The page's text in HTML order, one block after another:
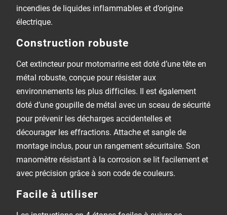
incendies de liquides inflammables et d’origine
électrique.
Construction robuste
Cet extincteur pour motomarine est doté d’une tête en
métal robuste, conçue pour résister aux
environnements les plus difficiles. Il est également
doté d’une goupille de métal avec un sceau de sécurité
pour prévenir les décharges accidentelles et
décourager les effractions. Attache et sangle de
montage inclus, pour un rangement sécuritaire. Son
manomètre résistant à la corrosion se lit facilement et
avec précision grâce à son code de couleurs.
Facile à utiliser